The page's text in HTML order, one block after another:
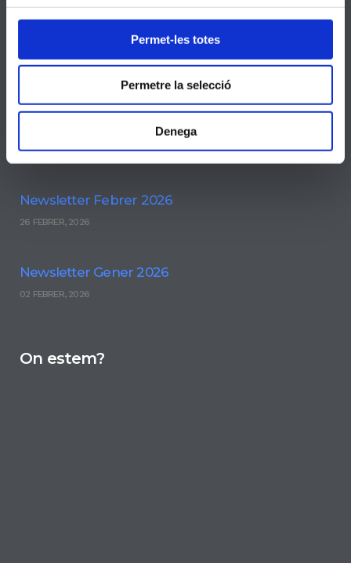
Permet-les totes
Permetre la selecció
Denega
Actualitat
Newsletter Abril 2026
Newsletter Març 2026
27 MARÇ, 2026
Newsletter Febrer 2026
26 FEBRER, 2026
Newsletter Gener 2026
02 FEBRER, 2026
On estem?